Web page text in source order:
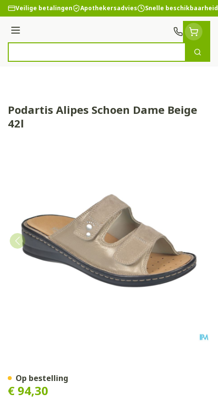
Ga naar de inhoud
Veilige betalingen Apothekersadvies Snelle beschikbaarheid
Menu
Zoek
Podartis Alipes Schoen Dame Beige
42l
€ 94,30
Op bestelling